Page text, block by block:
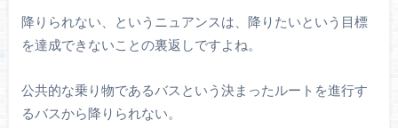
降りられない、というニュアンスは、降りたいという目標
を達成できないことの裏返しですよね。
公共的な乗り物であるバスという決まったルートを進行す
るバスから降りられない。